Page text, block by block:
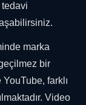
marka
bir
farklı
Video